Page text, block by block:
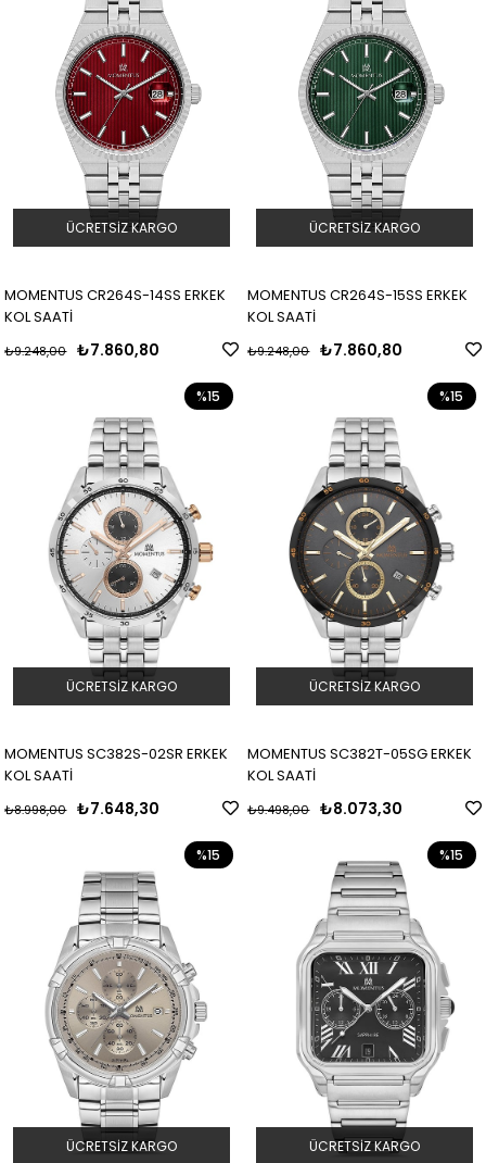
MOMENTUS CR264S-14SS ERKEK
KOL SAATİ
₺7.860,80
₺9.248,00
ÜCRETSIZ KARGO
MOMENTUS CR264S-15SS ERKEK
KOL SAATİ
₺7.860,80
₺9.248,00
ÜCRETSIZ KARGO
MOMENTUS SC382S-02SR ERKEK
KOL SAATİ
₺7.648,30
₺8.998,00
%15
ÜCRETSIZ KARGO
MOMENTUS SC382T-05SG ERKEK
KOL SAATİ
₺8.073,30
₺9.498,00
%15
ÜCRETSIZ KARGO
%15
ÜCRETSIZ KARGO
%15
ÜCRETSIZ KARGO